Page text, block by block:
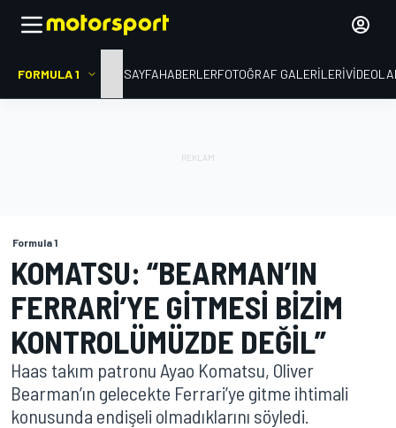
FORMULA 1 ANA SAYFAHABERLERFOTOĞRAF GALERILERI
Formula 1
KOMATSU: “BEARMAN’IN
FERRARI’YE GITMESI BIZIM
KONTROLÜMÜZDE DEĞIL”
Haas takım patronu Ayao Komatsu, Oliver
Bearman’ın gelecekte Ferrari’ye gitme ihtimali
konusunda endişeli olmadıklarını söyledi.